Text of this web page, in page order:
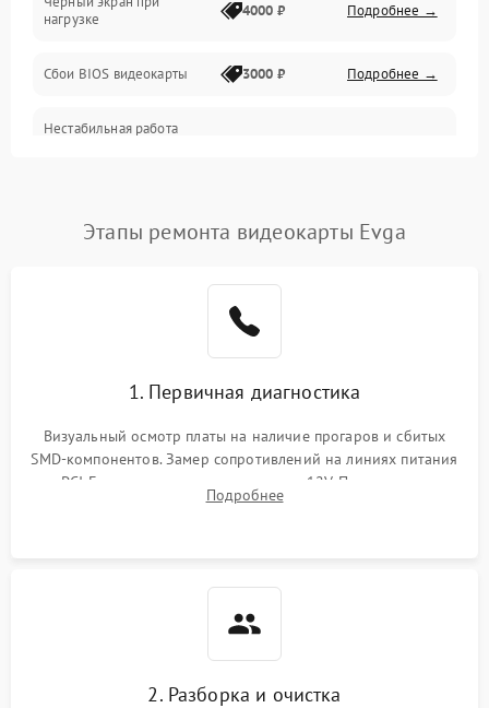
Электропитание
ПО
Электронные компоненты
Общие поломки
Механические повреждения
нагрузке
4000 ₽ Подробнее →
Сбои BIOS видеокарты 3000 ₽ Подробнее →
Нестабильная работа
Этапы ремонта видеокарты Evga
1. Первичная диагностика
Визуальный осмотр платы на наличие прогаров и сбитых
SMD-компонентов. Замер сопротивлений на линиях питания
PCI-E и дополнительных разъемах 12V. Проверка на
короткое замыкание основных дросселей питания GPU и
Подробнее
2. Разборка и очистка